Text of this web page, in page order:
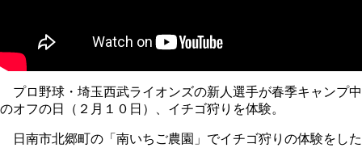
プロ野球・埼玉西武ライオンズの新人選手が春季キャンプ中
のオフの日（２月１０日）、イチゴ狩りを体験。
日南市北郷町の「南いちご農園」でイチゴ狩りの体験をした